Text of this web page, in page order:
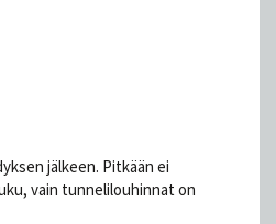
jälkeen. Pitkään ei
vain tunnelilouhinnat on